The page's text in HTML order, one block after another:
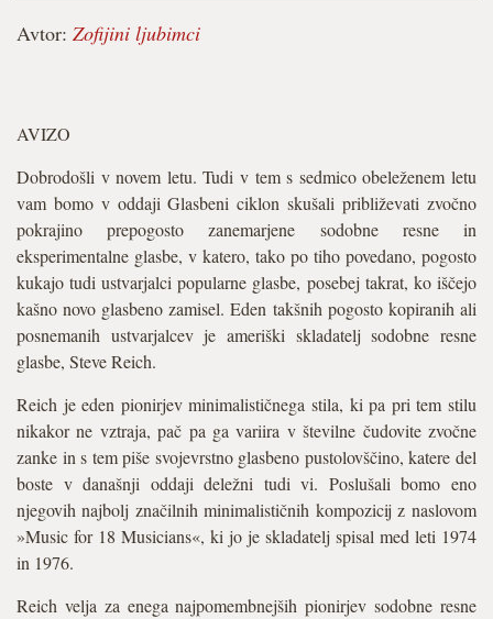
Avtor: Zofijini ljubimci
AVIZO
Dobrodošli v novem letu. Tudi v tem s sedmico obeleženem letu
vam bomo v oddaji Glasbeni ciklon skušali približevati zvočno
pokrajino prepogosto zanemarjene sodobne resne in
eksperimentalne glasbe, v katero, tako po tiho povedano, pogosto
kukajo tudi ustvarjalci popularne glasbe, posebej takrat, ko iščejo
kašno novo glasbeno zamisel. Eden takšnih pogosto kopiranih ali
posnemanih ustvarjalcev je ameriški skladatelj sodobne resne
glasbe, Steve Reich.
Reich je eden pionirjev minimalističnega stila, ki pa pri tem stilu
nikakor ne vztraja, pač pa ga variira v številne čudovite zvočne
zanke in s tem piše svojevrstno glasbeno pustolovščino, katere del
boste v današnji oddaji deležni tudi vi. Poslušali bomo eno
njegovih najbolj značilnih minimalističnih kompozicij z naslovom
»Music for 18 Musicians«, ki jo je skladatelj spisal med leti 1974
in 1976.
Reich velja za enega najpomembnejših pionirjev sodobne resne